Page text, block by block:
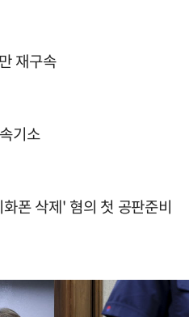
재구속
기소
폰 삭제' 혐의 첫 공판준비